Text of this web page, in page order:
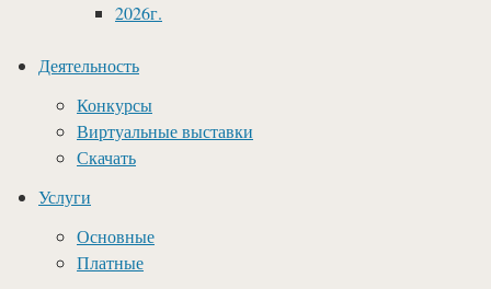
2026г.
Деятельность
Конкурсы
Виртуальные выставки
Скачать
Услуги
Основные
Платные